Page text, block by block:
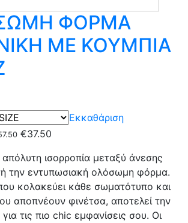
ΦΟΡΜΑ
ΜΕ ΚΟΥΜΠΙΑ
Εκκαθάριση
€37.50
ισορροπία μεταξύ άνεσης
την εντυπωσιακή ολόσωμη φόρμα.
κολακεύει κάθε σωματότυπο και
αποπνέουν φινέτσα, αποτελεί την
για τις πιο chic εμφανίσεις σου. Οι